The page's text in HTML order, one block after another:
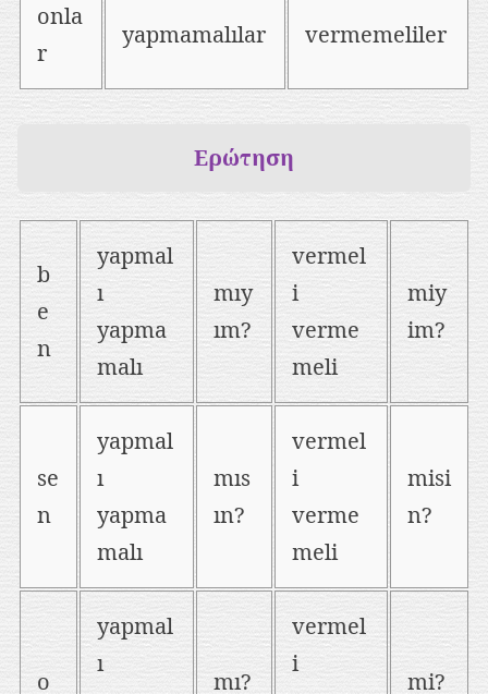
onla
r
yapmamalılar vermemeliler
Ερώτηση
b
e
n
yapmal
ı
yapma
malı
mıy
ım?
vermel
i
verme
meli
miy
im?
se
n
yapmal
ı
yapma
malı
mıs
ın?
vermel
i
verme
meli
misi
n?
o
yapmal
ı
mı?
vermel
i
mi?